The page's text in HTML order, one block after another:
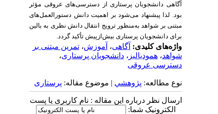
آگاهی دانشجویان پرستاری از دسترسی‌های عروقی مؤثر
بود. لذا پیشنهاد می‌شود بر اهمیت دانش دستورالعمل‌های
مبتنی بر شواهد به‌منظور ترویج انتقال دانش نظری به بالین
برای دانشجویان پرستاری بیش‌ازپیش تأکید گردد.
واژه‌های کلیدی:آگاهی،آموزش،تمرین مبتنی بر
شواهد،همودیالیز، دانشجویان پرستاری،
دسترسی عروقی
نوع مطالعه:پژوهشي| موضوع مقاله:پرستاری
ارسال نظر درباره این مقاله : نام کاربری یا پست
الکترونیک شما: